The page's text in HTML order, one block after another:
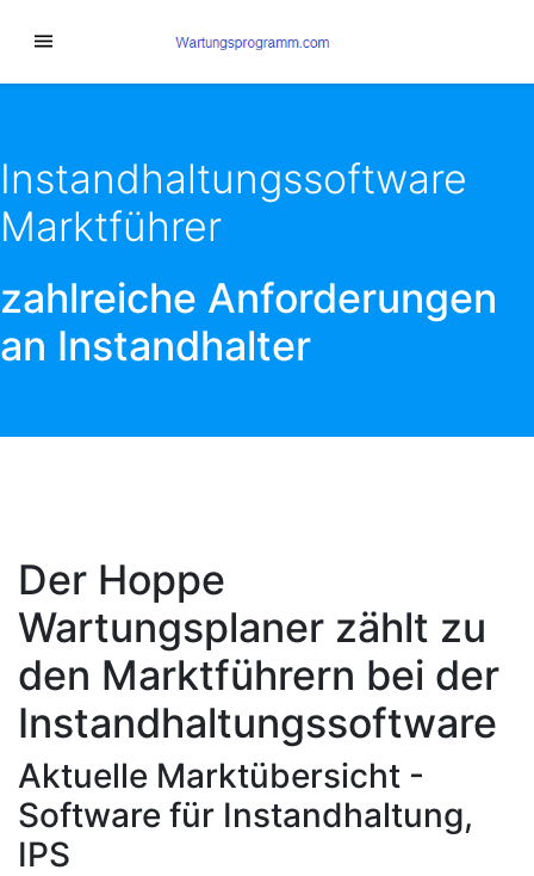
Instandhaltungssoftware
Marktführer
zahlreiche Anforderungen
an Instandhalter
Der Hoppe
Wartungsplaner zählt zu
den Marktführern bei der
Instandhaltungssoftware
Aktuelle Marktübersicht -
Software für Instandhaltung,
IPS